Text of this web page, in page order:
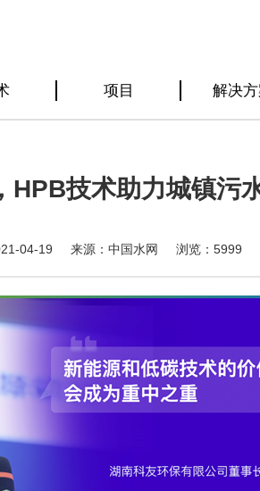
项目 解决
技术助力城镇污
04-19 来源：中国水网 浏览： 5999